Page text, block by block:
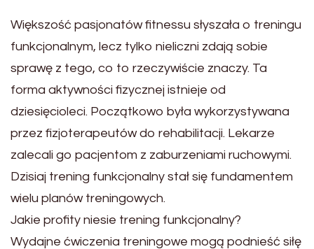
Większość pasjonatów fitnessu słyszała o treningu
funkcjonalnym, lecz tylko nieliczni zdają sobie
sprawę z tego, co to rzeczywiście znaczy. Ta
forma aktywności fizycznej istnieje od
dziesięcioleci. Początkowo była wykorzystywana
przez fizjoterapeutów do rehabilitacji. Lekarze
zalecali go pacjentom z zaburzeniami ruchowymi.
Dzisiaj trening funkcjonalny stał się fundamentem
wielu planów treningowych.
Jakie profity niesie trening funkcjonalny?
Wydajne ćwiczenia treningowe mogą podnieść siłę